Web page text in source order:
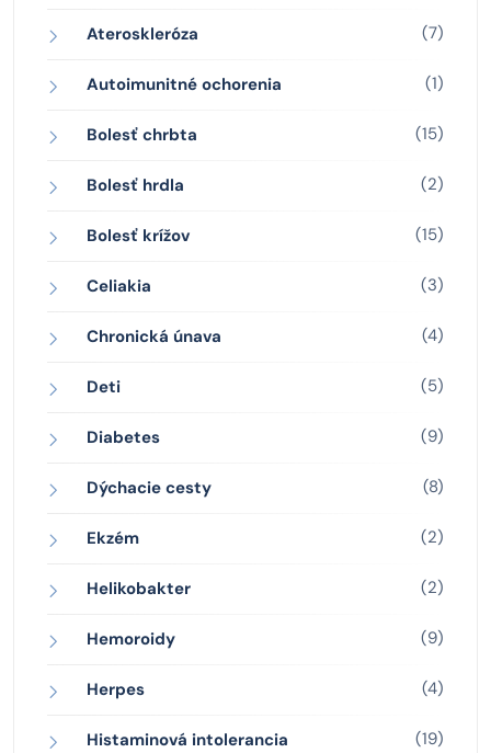
Ateroskleróza (7)
Autoimunitné ochorenia (1)
Bolesť chrbta (15)
Bolesť hrdla (2)
Bolesť krížov (15)
Celiakia (3)
Chronická únava (4)
Deti (5)
Diabetes (9)
Dýchacie cesty (8)
Ekzém (2)
Helikobakter (2)
Hemoroidy (9)
Herpes (4)
Histaminová intolerancia (19)